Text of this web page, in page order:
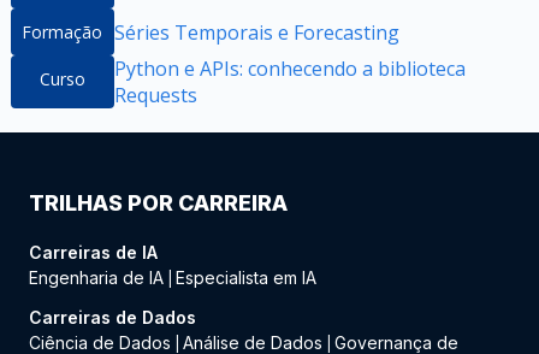
Formação Séries Temporais e Forecasting
Curso
Python e APIs: conhecendo a biblioteca
Requests
TRILHAS POR CARREIRA
Carreiras de IA
Engenharia de IA Especialista em IA
Carreiras de Dados
Ciência de Dados
Análise de Dados
Governança de